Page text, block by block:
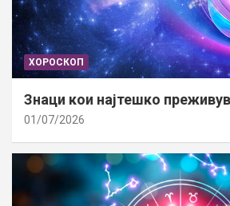
ХОРОСКОП
Знаци кои најтешко
01/07/2026